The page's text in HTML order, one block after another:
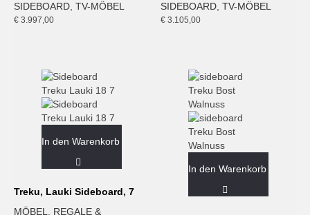
SIDEBOARD, TV-MÖBEL
€ 3.997,00
SIDEBOARD,TV-MÖBEL
€ 3.105,00
In den Warenkorb
Treku, Lauki Sideboard, 7
MÖBEL
REGALE &
In den Warenkorb